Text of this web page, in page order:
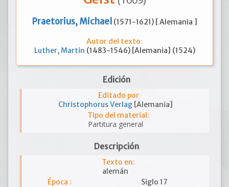
Praetorius, Michael (1571-1621) [ Alemania ]
Autor del texto:
Luther, Martin (1483-1546) [Alemania] (1524)
Edición
Editado por
Christophorus Verlag [Alemania]
Tipo del material:
Partitura general
Descripción
Texto en:
alemán
Época :
Siglo 17